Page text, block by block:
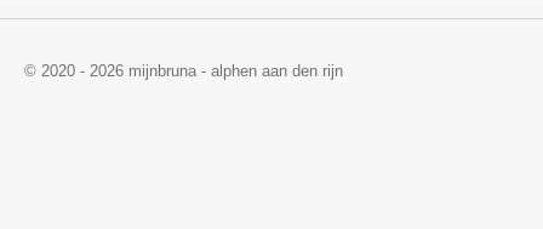
© 2020 - 2026 mijnbruna - alphen aan den rijn